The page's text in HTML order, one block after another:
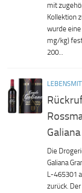
mit
Kollektion
wurde
mg/kg)
200...
Die
Galiana
L-465301
zurück.